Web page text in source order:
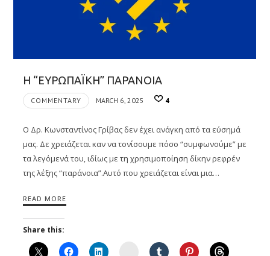
Η “ΕΥΡΩΠΑΪΚΗ” ΠΑΡΑΝΟΙΑ
COMMENTARY MARCH 6, 2025 4
Ο Δρ. Κωνσταντίνος Γρίβας δεν έχει ανάγκη από τα εύσημά
μας. Δε χρειάζεται καν να τονίσουμε πόσο “συμφωνούμε” με
τα λεγόμενά του, ιδίως με τη χρησιμοποίηση δίκην ρεφρέν
της λέξης “παράνοια”.Αυτό που χρειάζεται είναι μια…
READ MORE
Share this:
Instagram